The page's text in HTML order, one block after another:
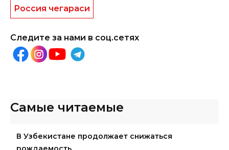
Россия чегараси
Следите за нами в соц.сетях
Самые читаемые
В Узбекистане продолжает снижаться